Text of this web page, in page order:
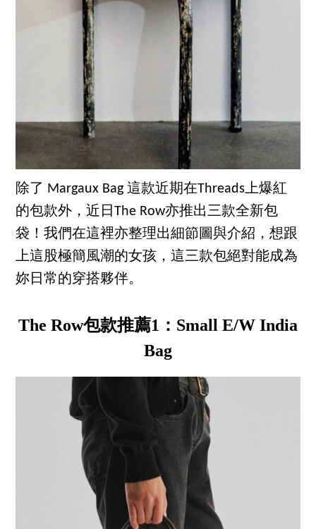
除了 Margaux Bag 這款近期在Threads上爆紅
的包款外，近日The Row亦推出三款全新包
袋！我們在這裡亦整理出細節圖與介紹，想跟
上這股極簡風潮的女孩，這三款包絕對能成為
妳日常的穿搭夥伴。
The Row包款推薦1：Small E/W India
Bag